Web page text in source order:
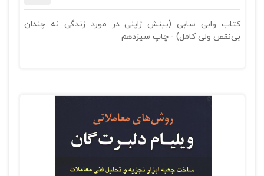
کتاب وابی سابی (بینش ژاپنی در مورد زندگی نه چندان
بی‌نقص ولی کامل) - چاپ سیزدهم